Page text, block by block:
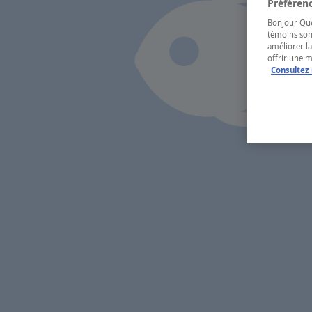
Bonjour
témoins
améliorer
offrir une